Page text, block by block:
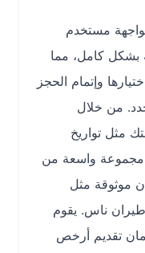
مستخدم
كامل، مما
وإتمام الحجز
خلال
تواريخ
واسعة من
مثل
ناس. يقوم
أرخص